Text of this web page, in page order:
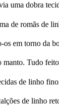
uma dobra
de romãs de
os em torno da
manto. Tudo
de linho
de linho